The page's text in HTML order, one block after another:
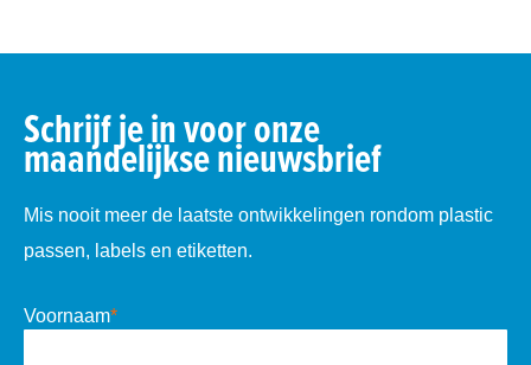
Schrijf je in voor onze
maandelijkse nieuwsbrief
Mis nooit meer de laatste ontwikkelingen rondom plastic
passen, labels en etiketten.
Voornaam*